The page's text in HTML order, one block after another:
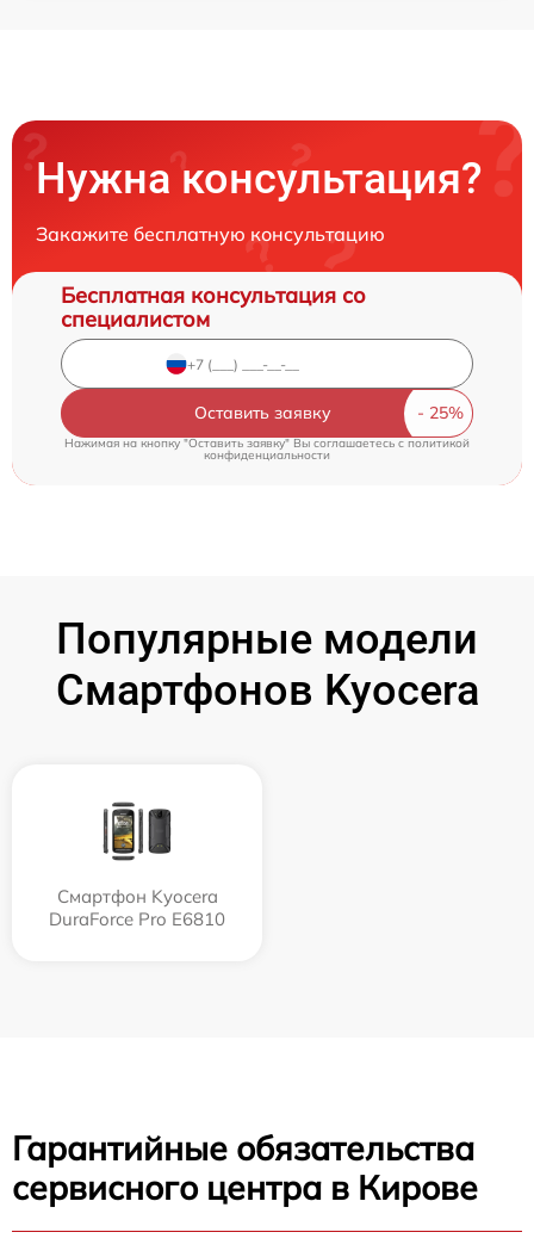
Нужна консультация?
Закажите бесплатную консультацию
Бесплатная консультация со
специалистом
Оставить заявку
Нажимая на кнопку "Оставить заявку" Вы соглашаетесь c политикой
конфиденциальности
Популярные модели
Смартфонов Kyocera
Смартфон Kyocera
DuraForce Pro E6810
Гарантийные обязательства
сервисного центра в Кирове